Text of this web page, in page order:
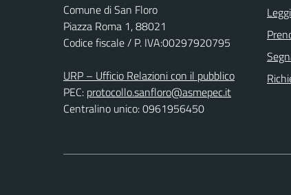
Comune di San Floro
Piazza Roma 1, 88021
Codice fiscale / P. IVA:00297920795
URP – Ufficio Relazioni con il pubblico
PEC: protocollo.sanfloro@asmepec.it
Centralino unico: 0961956450